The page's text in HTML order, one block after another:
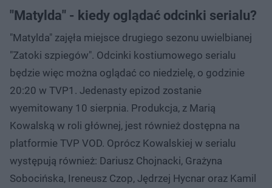
"Matylda" - kiedy oglądać odcinki serialu?
"Matylda" zajęła miejsce drugiego sezonu uwielbianej
"Zatoki szpiegów". Odcinki kostiumowego serialu
będzie więc można oglądać co niedzielę, o godzinie
20:20 w TVP1. Jedenasty epizod zostanie
wyemitowany 10 sierpnia. Produkcja, z Marią
Kowalską w roli głównej, jest również dostępna na
platformie TVP VOD. Oprócz Kowalskiej w serialu
występują również: Dariusz Chojnacki, Grażyna
Sobocińska, Ireneusz Czop, Jędrzej Hycnar oraz Kamil